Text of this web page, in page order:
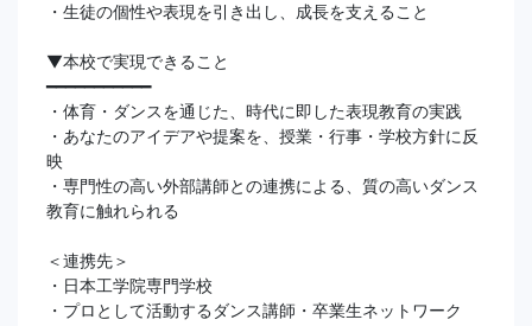
・生徒の個性や表現を引き出し、成長を支えること
▼本校で実現できること
━━━━━━━━━━━
・体育・ダンスを通じた、時代に即した表現教育の実践
・あなたのアイデアや提案を、授業・行事・学校方針に反
映
・専門性の高い外部講師との連携による、質の高いダンス
教育に触れられる
＜連携先＞
・日本工学院専門学校
・プロとして活動するダンス講師・卒業生ネットワーク